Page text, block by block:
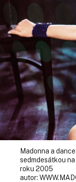
Madonna a
sedmdesátkou
roku 2005
autor: